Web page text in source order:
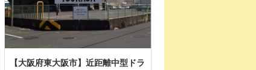
【大阪府東大阪市】近距離中型ドラ